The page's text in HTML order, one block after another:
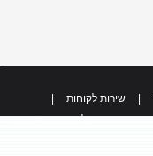
שירות לקוחות
כל הזכויות שמורות